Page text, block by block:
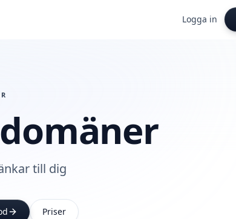
Logga in
till dig
Priser